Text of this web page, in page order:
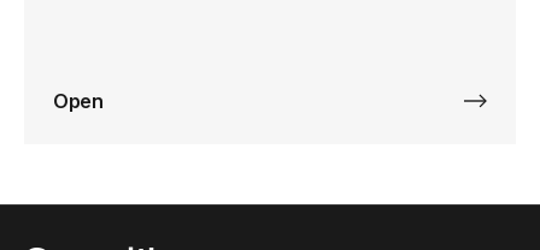
Open